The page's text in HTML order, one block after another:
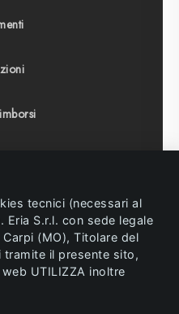
P.IVA and C.F.
tecnici (necessari al
S.r.l. con sede legale
(MO), Titolare del
il presente sito,
UTILIZZA inoltre